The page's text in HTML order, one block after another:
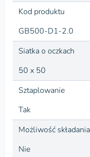
Kod produktu
GB500-D1-2.0
Siatka o oczkach
50 x 50
Sztaplowanie
Tak
Możliwość składania
Nie